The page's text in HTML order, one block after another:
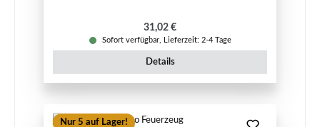
Regulärer Preis:
31,02 €
Sofort verfügbar, Lieferzeit: 2-4 Tage
Details
Nur 5 auf Lager!